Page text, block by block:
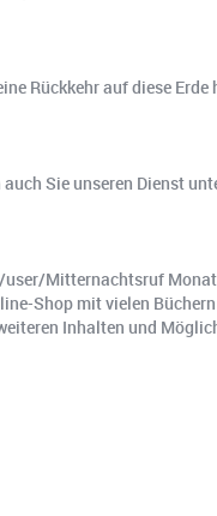
Rückkehr auf diese Erde
Sie unseren Dienst
user/Mitternachtsruf
Shop mit vielen
Inhalten und